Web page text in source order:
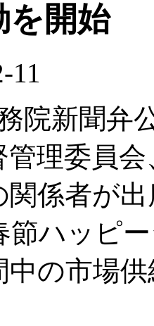
を開始
11
院新聞弁
管理委員
関係者が
節ハッピ
中の市場